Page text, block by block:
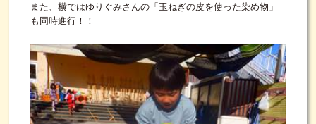
また、横ではゆりぐみさんの「玉ねぎの皮を使った染め物」
も同時進行！！